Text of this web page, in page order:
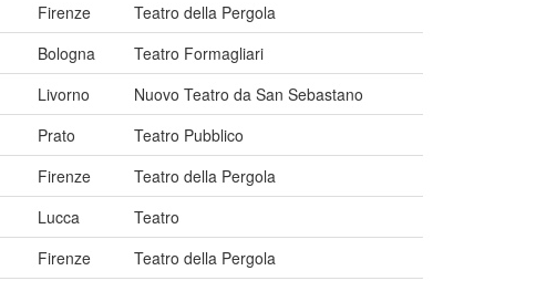
Firenze
Teatro della Pergola
Bologna
Teatro Formagliari
Livorno
Nuovo Teatro da San Sebastano
Prato
Teatro Pubblico
Firenze
Teatro della Pergola
Lucca
Teatro
Firenze
Teatro della Pergola